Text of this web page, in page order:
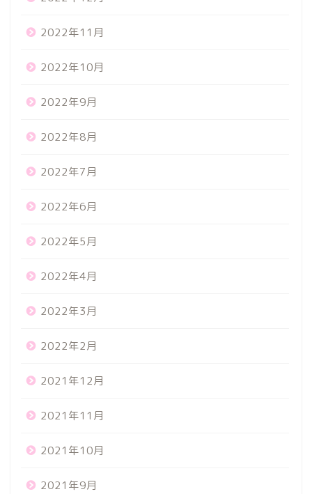
2022年11月
2022年10月
2022年9月
2022年8月
2022年7月
2022年6月
2022年5月
2022年4月
2022年3月
2022年2月
2021年12月
2021年11月
2021年10月
2021年9月